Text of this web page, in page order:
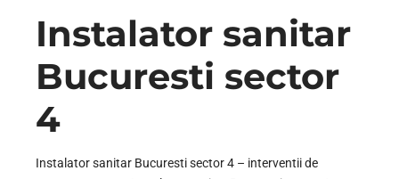
Instalator sanitar
Bucuresti sector
4
Instalator sanitar Bucuresti sector 4 – interventii de